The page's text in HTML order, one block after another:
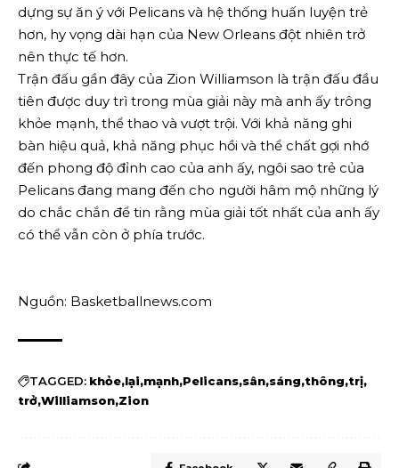
dựng sự ăn ý với Pelicans và hệ thống huấn luyện trẻ
hơn, hy vọng dài hạn của New Orleans đột nhiên trở
nên thực tế hơn.
Trận đấu gần đây của Zion Williamson là trận đấu đầu
tiên được duy trì trong mùa giải này mà anh ấy trông
khỏe mạnh, thể thao và vượt trội. Với khả năng ghi
bàn hiệu quả, khả năng phục hồi và thể chất gợi nhớ
đến phong độ đỉnh cao của anh ấy, ngôi sao trẻ của
Pelicans đang mang đến cho người hâm mộ những lý
do chắc chắn để tin rằng mùa giải tốt nhất của anh ấy
có thể vẫn còn ở phía trước.
Nguồn: Basketballnews.com
TAGGED: khỏe lại mạnh Pelicans sân sáng thông trị
trở Williamson Zion